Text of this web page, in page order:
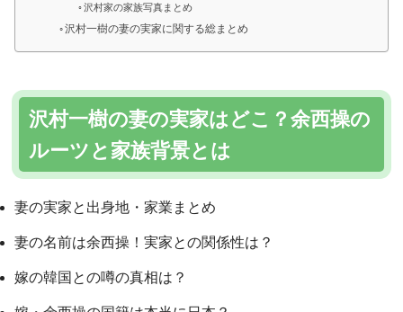
沢村家の家族写真まとめ
沢村一樹の妻の実家に関する総まとめ
沢村一樹の妻の実家はどこ？余西操の
ルーツと家族背景とは
妻の実家と出身地・家業まとめ
妻の名前は余西操！実家との関係性は？
嫁の韓国との噂の真相は？